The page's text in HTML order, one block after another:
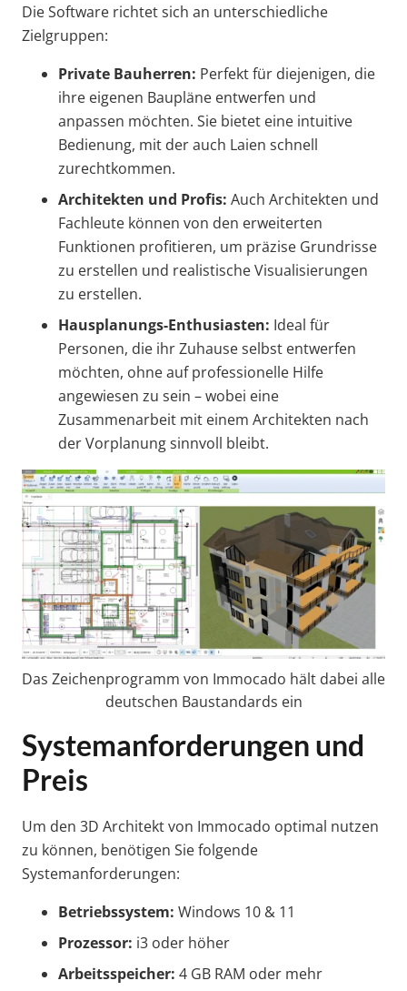
Die Software richtet sich an unterschiedliche
Zielgruppen:
Private Bauherren: Perfekt für diejenigen, die
ihre eigenen Baupläne entwerfen und
anpassen möchten. Sie bietet eine intuitive
Bedienung, mit der auch Laien schnell
zurechtkommen.
Architekten und Profis: Auch Architekten und
Fachleute können von den erweiterten
Funktionen profitieren, um präzise Grundrisse
zu erstellen und realistische Visualisierungen
zu erstellen.
Hausplanungs-Enthusiasten: Ideal für
Personen, die ihr Zuhause selbst entwerfen
möchten, ohne auf professionelle Hilfe
angewiesen zu sein – wobei eine
Zusammenarbeit mit einem Architekten nach
der Vorplanung sinnvoll bleibt.
Das Zeichenprogramm von Immocado hält dabei alle
deutschen Baustandards ein
Systemanforderungen und
Preis
Um den 3D Architekt von Immocado optimal nutzen
zu können, benötigen Sie folgende
Systemanforderungen:
Betriebssystem: Windows 10 & 11
Prozessor: i3 oder höher
Arbeitsspeicher: 4 GB RAM oder mehr